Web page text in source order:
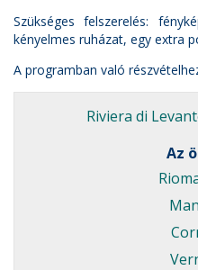
Szükséges felszerelés:
kényelmes ruházat, egy extra
A programban való
Riviera di
Az